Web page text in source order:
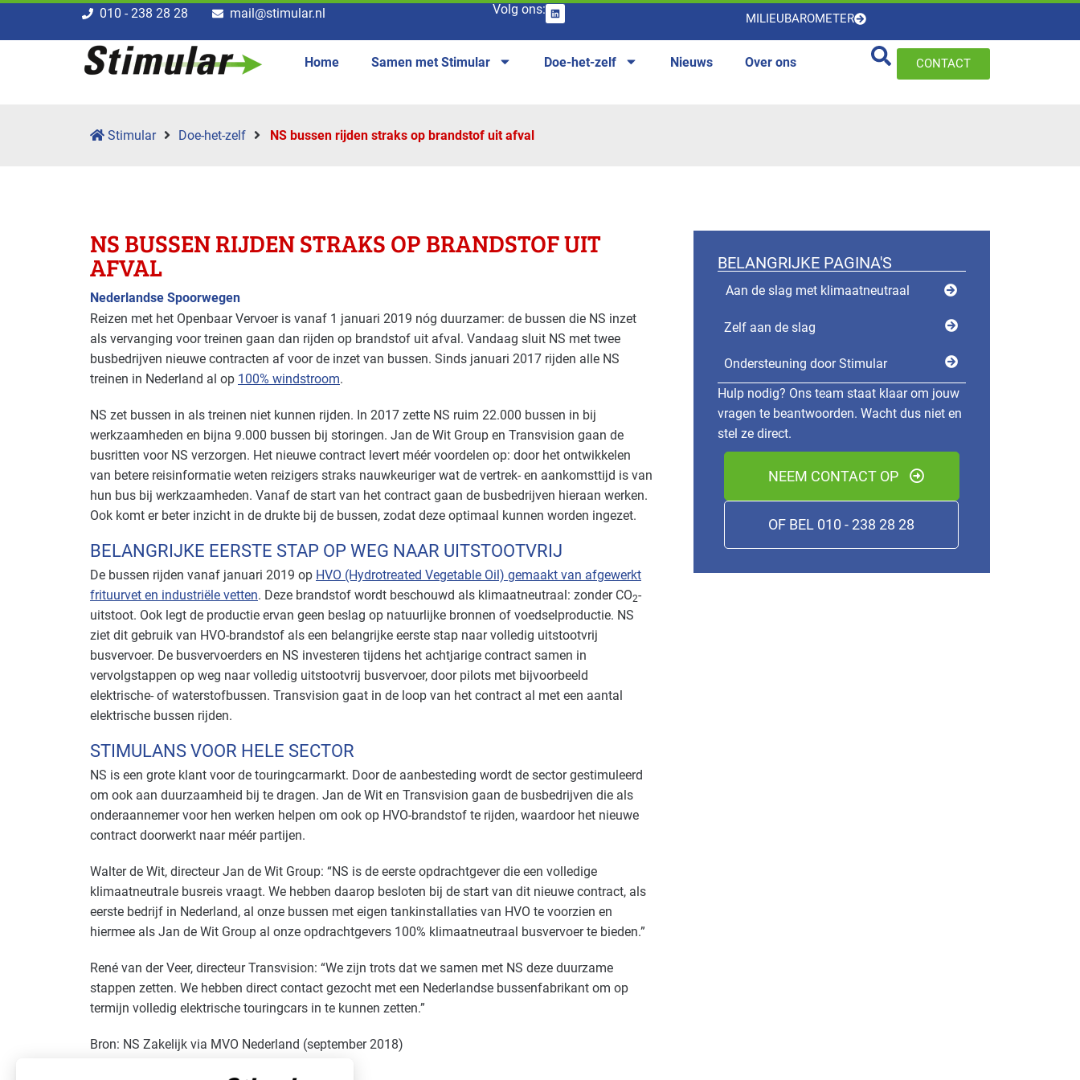
010 - 238 28 28 mail@stimular.nl Volg ons:
MILIEUBAROMETER
Home Samen met Stimular Doe-het-zelf Nieuws Over ons CONTACT
Stimular Doe-het-zelf NS bussen rijden straks op brandstof uit afval
NS BUSSEN RIJDEN STRAKS OP BRANDSTOF UIT
AFVAL
Nederlandse Spoorwegen
Reizen met het Openbaar Vervoer is vanaf 1 januari 2019 nóg duurzamer: de bussen die NS inzet
als vervanging voor treinen gaan dan rijden op brandstof uit afval. Vandaag sluit NS met twee
busbedrijven nieuwe contracten af voor de inzet van bussen. Sinds januari 2017 rijden alle NS
treinen in Nederland al op 100% windstroom.
NS zet bussen in als treinen niet kunnen rijden. In 2017 zette NS ruim 22.000 bussen in bij
werkzaamheden en bijna 9.000 bussen bij storingen. Jan de Wit Group en Transvision gaan de
busritten voor NS verzorgen. Het nieuwe contract levert méér voordelen op: door het ontwikkelen
van betere reisinformatie weten reizigers straks nauwkeuriger wat de vertrek- en aankomsttijd is van
hun bus bij werkzaamheden. Vanaf de start van het contract gaan de busbedrijven hieraan werken.
Ook komt er beter inzicht in de drukte bij de bussen, zodat deze optimaal kunnen worden ingezet.
BELANGRIJKE EERSTE STAP OP WEG NAAR UITSTOOTVRIJ
De bussen rijden vanaf januari 2019 op HVO (Hydrotreated Vegetable Oil) gemaakt van afgewerkt
frituurvet en industriële vetten. Deze brandstof wordt beschouwd als klimaatneutraal: zonder CO2-
uitstoot. Ook legt de productie ervan geen beslag op natuurlijke bronnen of voedselproductie. NS
ziet dit gebruik van HVO-brandstof als een belangrijke eerste stap naar volledig uitstootvrij
busvervoer. De busvervoerders en NS investeren tijdens het achtjarige contract samen in
vervolgstappen op weg naar volledig uitstootvrij busvervoer, door pilots met bijvoorbeeld
elektrische- of waterstofbussen. Transvision gaat in de loop van het contract al met een aantal
elektrische bussen rijden.
STIMULANS VOOR HELE SECTOR
NS is een grote klant voor de touringcarmarkt. Door de aanbesteding wordt de sector gestimuleerd
om ook aan duurzaamheid bij te dragen. Jan de Wit en Transvision gaan de busbedrijven die als
onderaannemer voor hen werken helpen om ook op HVO-brandstof te rijden, waardoor het nieuwe
contract doorwerkt naar méér partijen.
Walter de Wit, directeur Jan de Wit Group: “NS is de eerste opdrachtgever die een volledige
klimaatneutrale busreis vraagt. We hebben daarop besloten bij de start van dit nieuwe contract, als
eerste bedrijf in Nederland, al onze bussen met eigen tankinstallaties van HVO te voorzien en
hiermee als Jan de Wit Group al onze opdrachtgevers 100% klimaatneutraal busvervoer te bieden.”
René van der Veer, directeur Transvision: “We zijn trots dat we samen met NS deze duurzame
stappen zetten. We hebben direct contact gezocht met een Nederlandse bussenfabrikant om op
termijn volledig elektrische touringcars in te kunnen zetten.”
Bron: NS Zakelijk via MVO Nederland (september 2018)
BELANGRIJKE PAGINA'S
Aan de slag met klimaatneutraal
Zelf aan de slag
Ondersteuning door Stimular
Hulp nodig? Ons team staat klaar om jouw
vragen te beantwoorden. Wacht dus niet en
stel ze direct.
NEEM CONTACT OP
OF BEL 010 - 238 28 28